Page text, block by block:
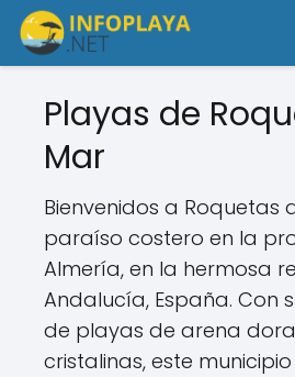
Playas de
Mar
Bienvenidos a Roquetas
paraíso costero en la
Almería, en la hermosa
Andalucía, España. Con
de playas de arena
cristalinas, este